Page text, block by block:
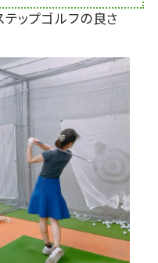
ップゴルフの良さ